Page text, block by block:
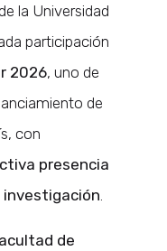
la Universidad
participación
2026, uno de
de
con
presencia
.
de